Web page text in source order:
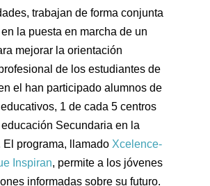
trabajan de forma conjunta
la puesta en marcha de un
mejorar la orientación
de los estudiantes de
el han participado alumnos de
1 de cada 5 centros
Secundaria en la
El programa, llamado Xcelence-
Inspiran, permite a los jóvenes
informadas sobre su futuro.